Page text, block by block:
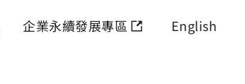
企業永續發展專區 English